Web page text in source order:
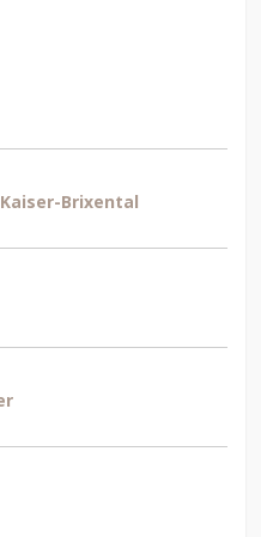
Brixental